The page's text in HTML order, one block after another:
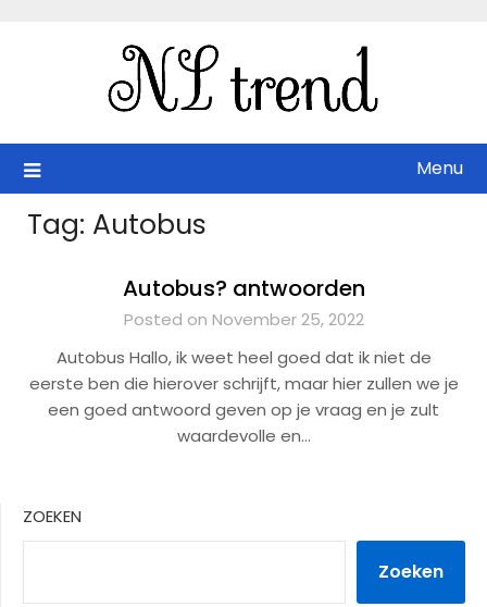
Menu
Tag: Autobus
Autobus? antwoorden
Posted on November 25, 2022
Autobus Hallo, ik weet heel goed dat ik niet de
eerste ben die hierover schrijft, maar hier zullen we je
een goed antwoord geven op je vraag en je zult
waardevolle en…
ZOEKEN
Zoeken